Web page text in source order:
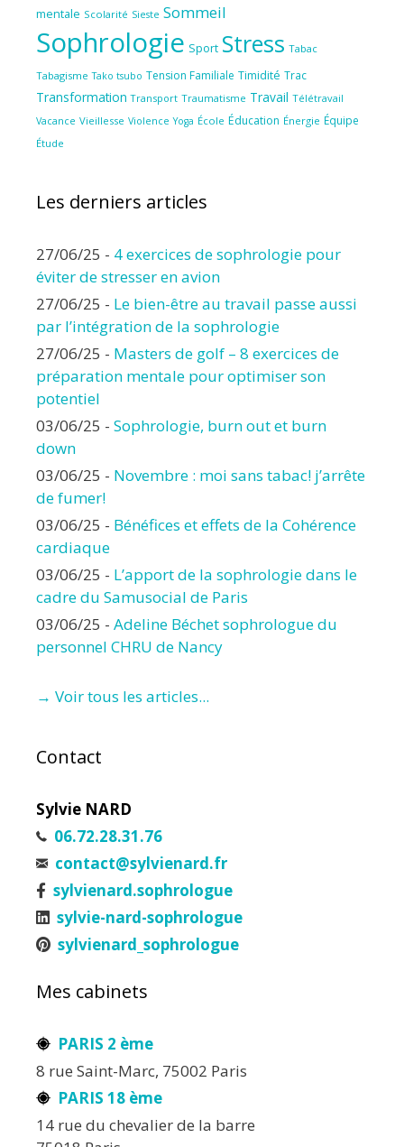
mentale Scolarité Sieste Sommeil
Sophrologie Sport Stress Tabac
Tabagisme Tako tsubo Tension Familiale Timidité Trac
Transformation Transport Traumatisme Travail Télétravail
Vacance Vieillesse Violence Yoga École Éducation Énergie Équipe
Étude
Les derniers articles
27/06/25 - 4 exercices de sophrologie pour
éviter de stresser en avion
27/06/25 - Le bien-être au travail passe aussi
par l’intégration de la sophrologie
27/06/25 - Masters de golf – 8 exercices de
préparation mentale pour optimiser son
potentiel
03/06/25 - Sophrologie, burn out et burn
down
03/06/25 - Novembre : moi sans tabac! j’arrête
de fumer!
03/06/25 - Bénéfices et effets de la Cohérence
cardiaque
03/06/25 - L’apport de la sophrologie dans le
cadre du Samusocial de Paris
03/06/25 - Adeline Béchet sophrologue du
personnel CHRU de Nancy
→ Voir tous les articles...
Contact
Sylvie NARD
06.72.28.31.76
contact@sylvienard.fr
sylvienard.sophrologue
sylvie-nard-sophrologue
sylvienard_sophrologue
Mes cabinets
PARIS 2 ème
8 rue Saint-Marc, 75002 Paris
PARIS 18 ème
14 rue du chevalier de la barre